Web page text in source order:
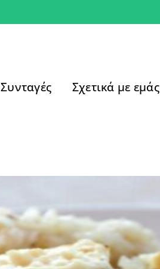
Συνταγές Σχετικά με εμάς